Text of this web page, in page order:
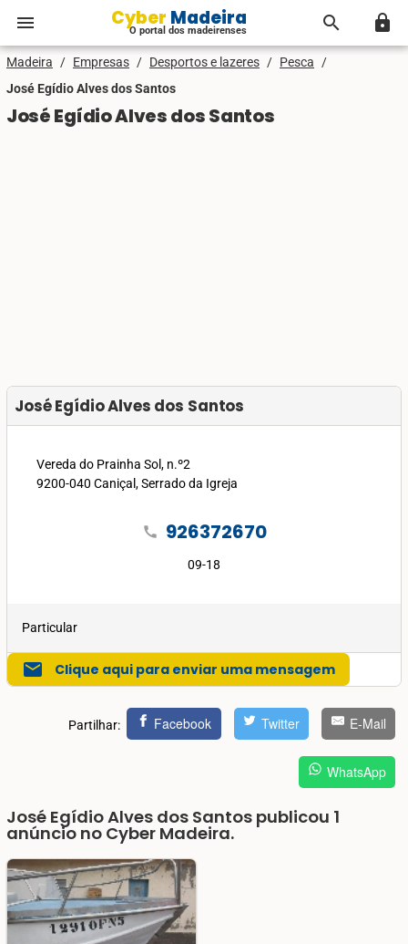
menu Cyber Madeira
O portal dos madeirenses search lock
Madeira / Empresas / Desportos e lazeres / Pesca
/
José Egídio Alves dos Santos
José Egídio Alves dos Santos
José Egídio Alves dos Santos
Vereda do Prainha Sol, n.º2
9200-040 Caniçal, Serrado da Igreja
call 926372670
09-18
Particular
mail Clique aqui para enviar uma mensagem
Partilhar: Facebook Twitter E-Mail
WhatsApp
José Egídio Alves dos Santos publicou 1
anúncio no Cyber Madeira.